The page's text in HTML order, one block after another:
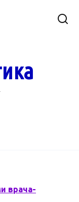
врача-